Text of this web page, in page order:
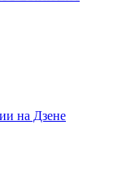
на Дзене